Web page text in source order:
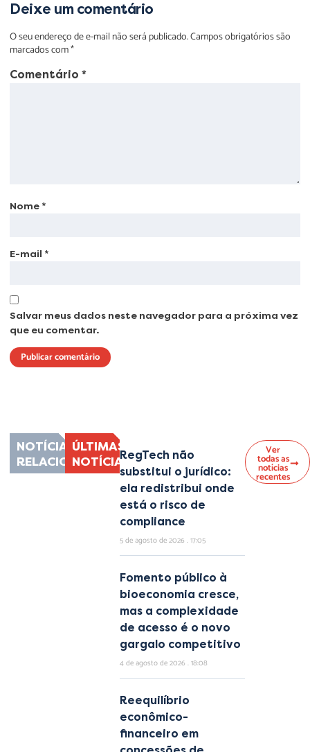
Deixe um comentário
O seu endereço de e-mail não será publicado.Campos obrigatórios são
marcados com*
Comentário *
Nome *
E-mail *
Salvar meus dados neste navegador para a próxima vez
que eu comentar.
NOTÍCIAS
RELACIONADAS
ÚLTIMAS
NOTÍCIASRegTech não
substitui o jurídico:
ela redistribui onde
está o risco de
compliance
5 de agosto de 2026 17:05
Fomento público à
bioeconomia cresce,
mas a complexidade
de acesso é o novo
gargalo competitivo
4 de agosto de 2026 18:08
Reequilíbrio
econômico-
financeiro em
Ver
todas as
notícias
recentes